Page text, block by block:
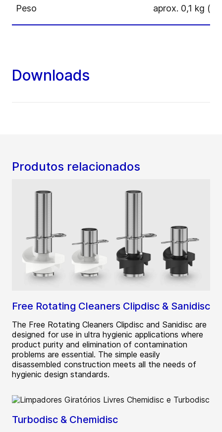
Peso aprox. 0,1 kg
Downloads
Produtos relacionados
Free Rotating Cleaners Clipdisc & Sanidisc
The Free Rotating Cleaners Clipdisc and Sanidisc are
designed for use in ultra hygienic applications where
product purity and elimination of contamination
problems are essential. The simple easily
disassembled construction meets all the needs of
hygienic design standards.
Turbodisc & Chemidisc